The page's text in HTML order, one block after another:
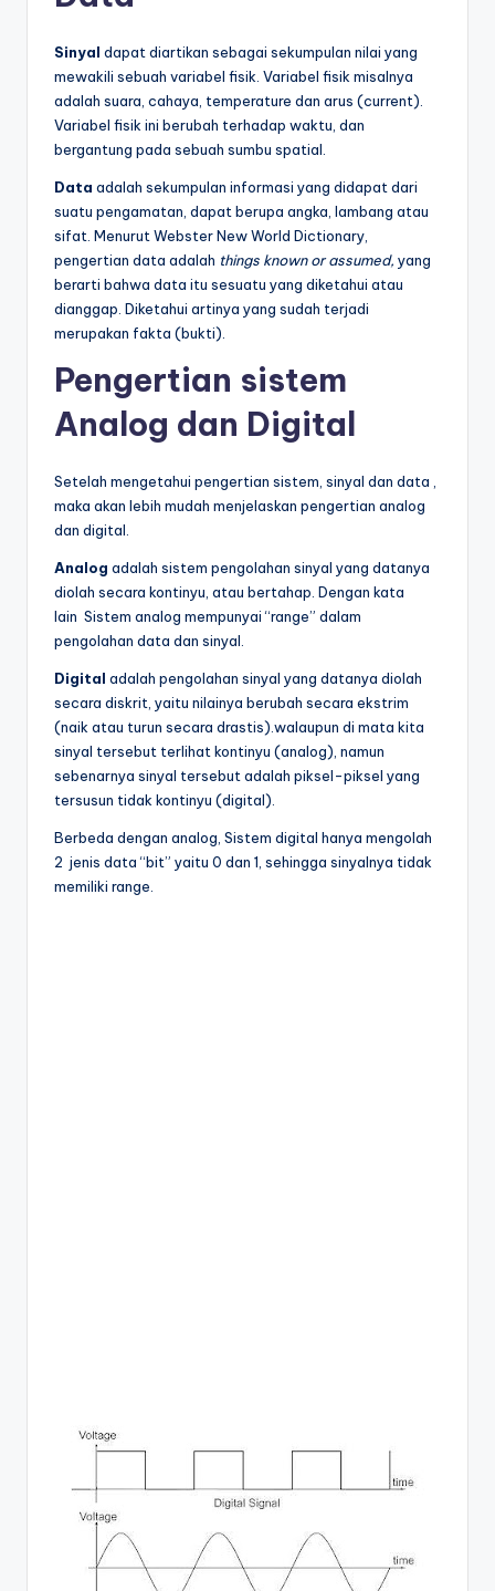
Sinyal dapat diartikan sebagai sekumpulan nilai yang
mewakili sebuah variabel fisik. Variabel fisik misalnya
adalah suara, cahaya, temperature dan arus (current).
Variabel fisik ini berubah terhadap waktu, dan
bergantung pada sebuah sumbu spatial.
Data adalah sekumpulan informasi yang didapat dari
suatu pengamatan, dapat berupa angka, lambang atau
sifat. Menurut Webster New World Dictionary,
pengertian data adalah things known or assumed, yang
berarti bahwa data itu sesuatu yang diketahui atau
dianggap. Diketahui artinya yang sudah terjadi
merupakan fakta (bukti).
Pengertian sistem
Analog dan Digital
Setelah mengetahui pengertian sistem, sinyal dan data ,
maka akan lebih mudah menjelaskan pengertian analog
dan digital.
Analog adalah sistem pengolahan sinyal yang datanya
diolah secara kontinyu, atau bertahap. Dengan kata
lain Sistem analog mempunyai “range” dalam
pengolahan data dan sinyal.
Digital adalah pengolahan sinyal yang datanya diolah
secara diskrit, yaitu nilainya berubah secara ekstrim
(naik atau turun secara drastis).walaupun di mata kita
sinyal tersebut terlihat kontinyu (analog), namun
sebenarnya sinyal tersebut adalah piksel-piksel yang
tersusun tidak kontinyu (digital).
Berbeda dengan analog, Sistem digital hanya mengolah
2 jenis data “bit” yaitu 0 dan 1, sehingga sinyalnya tidak
memiliki range.